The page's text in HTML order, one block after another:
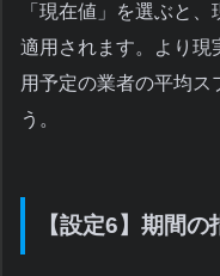
「現在値」を選ぶと
適用されます。より現
用予定の業者の平均ス
う。
【設定6】期間の